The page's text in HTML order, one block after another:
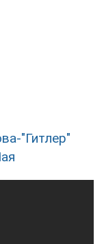
"Гитлер"